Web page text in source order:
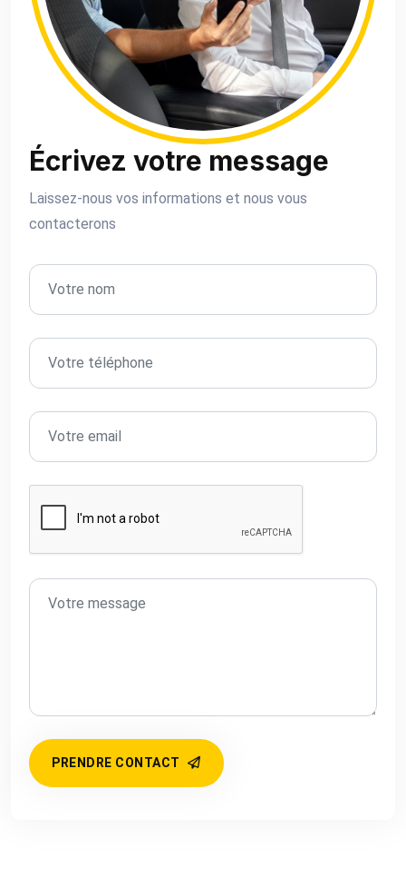
Écrivez votre message
Laissez-nous vos informations et nous vous
contacterons
PRENDRE CONTACT